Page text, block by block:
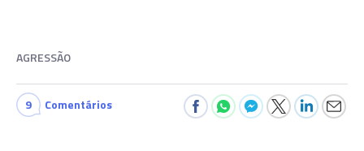
AGRESSÃO
9 Comentários